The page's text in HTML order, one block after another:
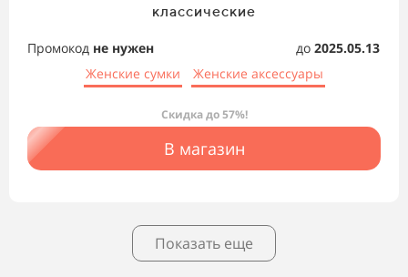
классические
Промокод не нужен до 2025.05.13
Женские сумки
Женские аксессуары
Скидка до 57%!
В магазин
Показать еще